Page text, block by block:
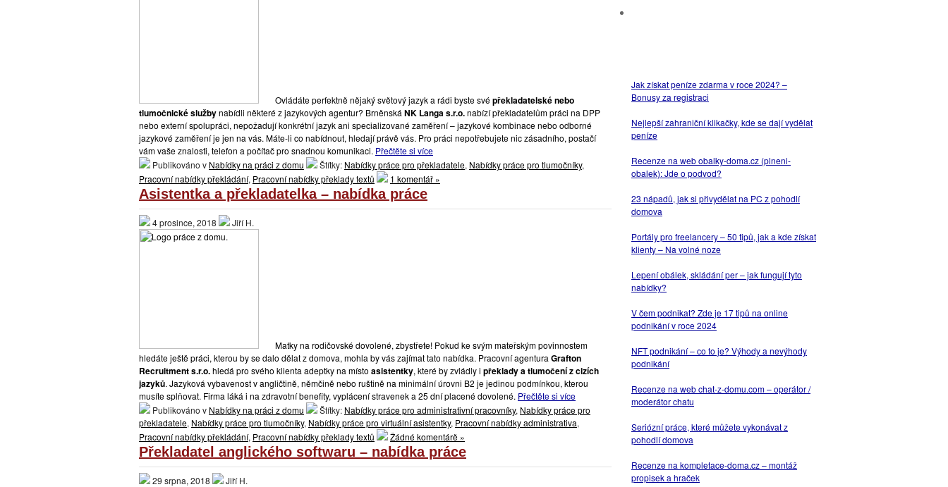
Ovládáte perfektně nějaký světový jazyk a rádi byste svépřekladatelské nebo
tlumočnické službynabídli některé z jazykových agentur? Brněnská NK Langa s.r.o.nabízí překladatelům práci na DPP
nebo externí spolupráci, nepožadují konkrétní jazyk ani specializované zaměření – jazykové kombinace nebo odborné
jazykové zaměření je jen na vás. Máte-li co nabídnout, hledají právě vás. Pro práci nepotřebujete nic zásadního, postačí
vám vaše znalosti, telefon a počítač pro snadnou komunikaci. Přečtěte si více
Publikováno v Nabídky na práci z domu Štítky: Nabídky práce pro překladatele, Nabídky práce pro tlumočníky,
Pracovní nabídky překládání, Pracovní nabídky překlady textů 1 komentář »
Asistentka a překladatelka – nabídka práce
4 prosince, 2018 Jiří H.
Matky na rodičovské dovolené, zbystřete! Pokud ke svým mateřským povinnostem
hledáte ještě práci, kterou by se dalo dělat z domova, mohla by vás zajímat tato nabídka. Pracovní agentura Grafton
Recruitment s.r.o.hledá pro svého klienta adeptky na místo asistentky, které by zvládly i překlady a tlumočení z cizích
jazyků. Jazyková vybavenost v angličtině, němčině nebo ruštině na minimální úrovni B2 je jedinou podmínkou, kterou
musíte splňovat. Firma láká i na zdravotní benefity, vyplácení stravenek a 25 dní placené dovolené. Přečtěte si více
Publikováno v Nabídky na práci z domu Štítky: Nabídky práce pro administrativní pracovníky, Nabídky práce pro
překladatele, Nabídky práce pro tlumočníky, Nabídky práce pro virtuální asistentky, Pracovní nabídky administrativa,
Pracovní nabídky překládání, Pracovní nabídky překlady textů Žádné komentárě »
Překladatel anglického softwaru – nabídka práce
29 srpna, 2018 Jiří H.
Jak získat peníze zdarma v roce 2024? –
Bonusy za registraci
Nejlepší zahraniční klikačky, kde se dají vydělat
peníze
Recenze na web obalky-doma.cz (plneni-
obalek): Jde o podvod?
23 nápadů, jak si přivydělat na PC z pohodlí
domova
Portály pro freelancery – 50 tipů, jak a kde získat
klienty – Na volné noze
Lepení obálek, skládání per – jak fungují tyto
nabídky?
V čem podnikat? Zde je 17 tipů na online
podnikání v roce 2024
NFT podnikání – co to je? Výhody a nevýhody
podnikání
Recenze na web chat-z-domu.com – operátor /
moderátor chatu
Seriózní práce, které můžete vykonávat z
pohodlí domova
Recenze na kompletace-doma.cz – montáž
propisek a hraček